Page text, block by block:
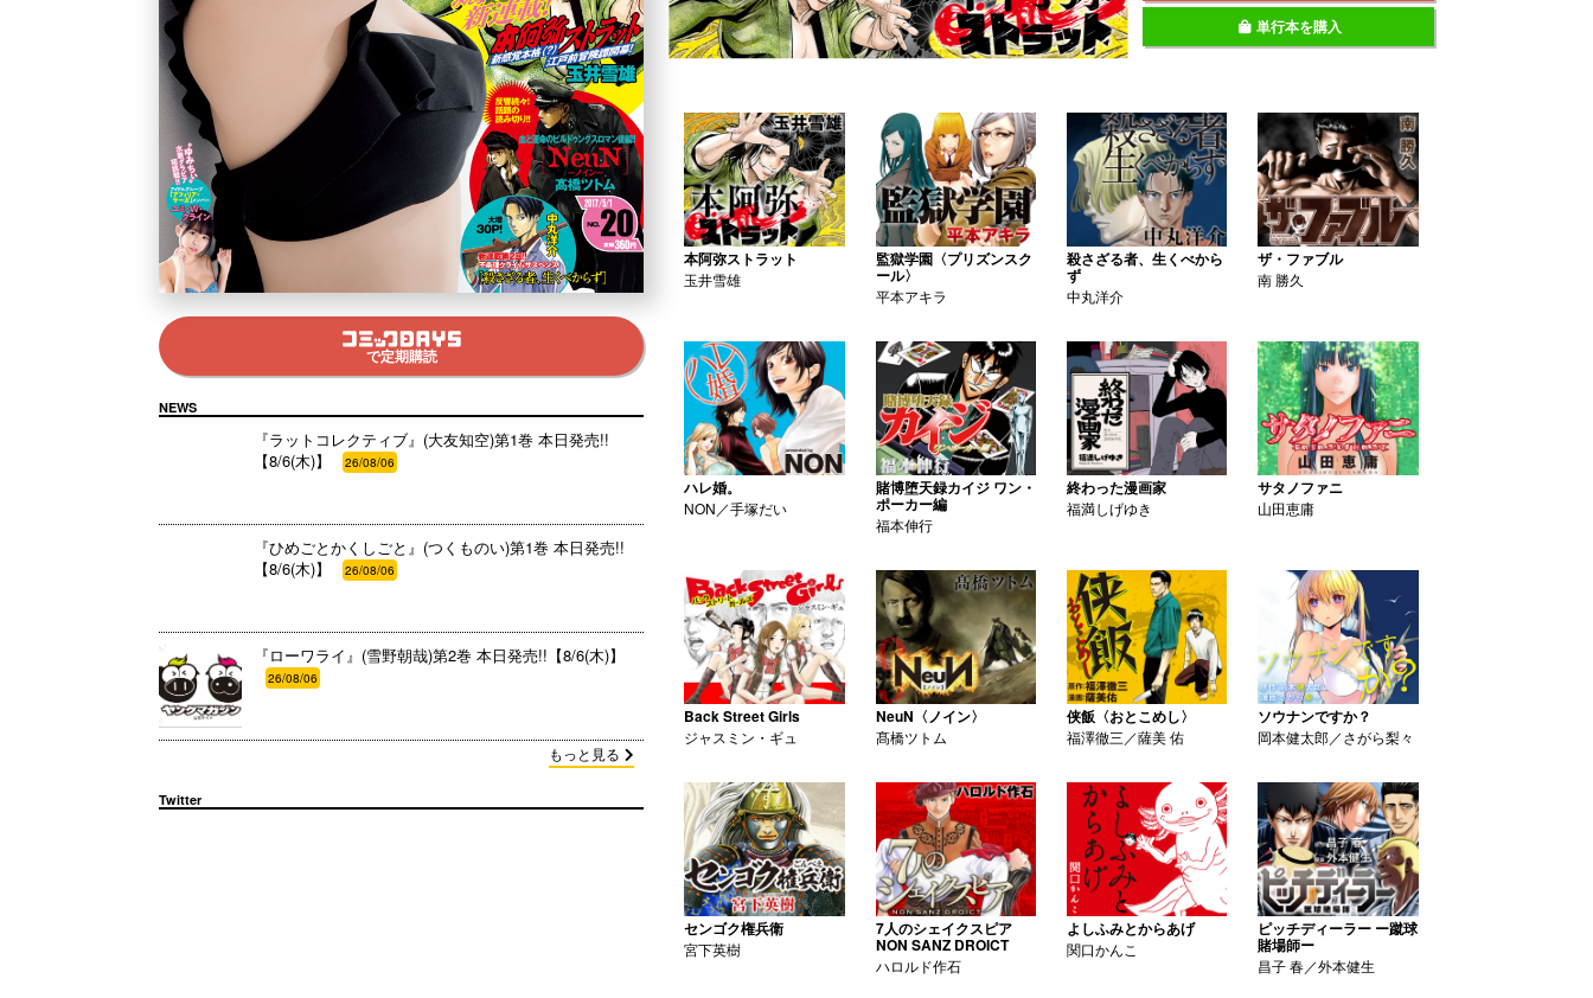
で定期購読
NEWS
『ラットコレクティブ』(大友知空)第1巻 本日発売!!
【8/6(木)】
26/08/06
『ひめごとかくしごと』(つくものい)第1巻 本日発売!!
【8/6(木)】
26/08/06
『ローワライ』(雪野朝哉)第2巻 本日発売!!【8/6(木)】
26/08/06
もっと見る
Twitter
単行本を購入
本阿弥ストラット
玉井雪雄
監獄学園〈プリズンスク
ール〉
平本アキラ
殺さざる者、生くべから
ず
中丸洋介
ザ・ファブル
南 勝久
ハレ婚。
NON／手塚だい
賭博堕天録カイジ ワン・
ポーカー編
福本伸行
終わった漫画家
福満しげゆき
サタノファニ
山田恵庸
Back Street Girls
ジャスミン・ギュ
NeuN〈ノイン〉
髙橋ツトム
侠飯〈おとこめし〉
福澤徹三／薩美 佑
ソウナンですか？
岡本健太郎／さがら梨々
センゴク権兵衛
宮下英樹
7人のシェイクスピア
NON SANZ DROICT
ハロルド作石
よしふみとからあげ
関口かんこ
ピッチディーラー ー蹴球
賭場師ー
昌子 春／外本健生